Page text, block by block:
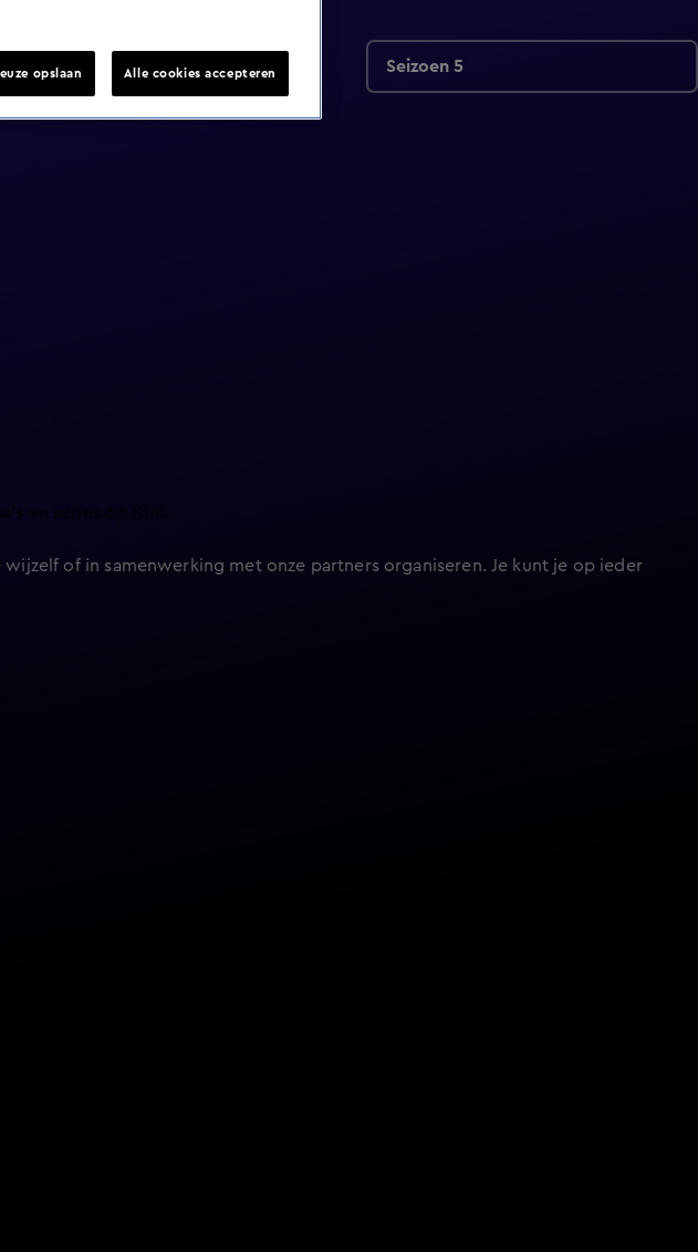
Seizoen 5
en series op KIJK.
of in samenwerking met onze partners organiseren. Je kunt je op ieder
opslaan Alle cookies accepteren